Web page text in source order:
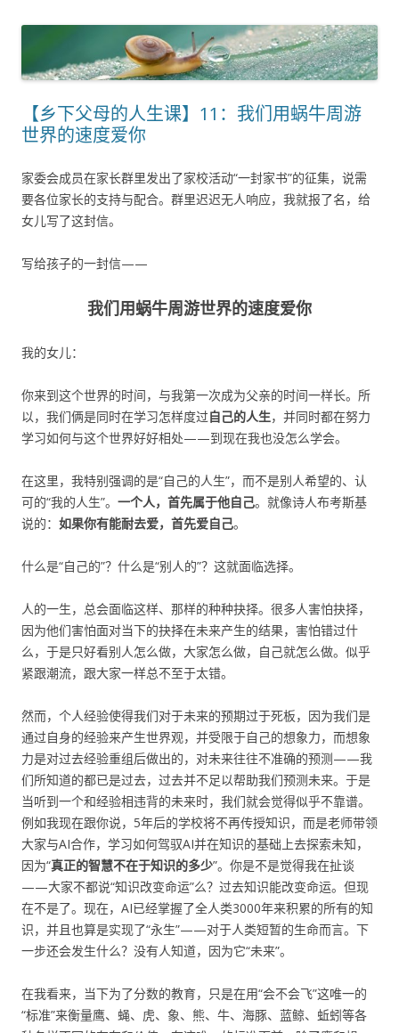
【乡下父母的人生课】11：我们用蜗牛周游
世界的速度爱你
家委会成员在家长群里发出了家校活动“一封家书”的征集，说需
要各位家长的支持与配合。群里迟迟无人响应，我就报了名，给
女儿写了这封信。
写给孩子的一封信——
我们用蜗牛周游世界的速度爱你
我的女儿：
你来到这个世界的时间，与我第一次成为父亲的时间一样长。所
以，我们俩是同时在学习怎样度过自己的人生，并同时都在努力
学习如何与这个世界好好相处——到现在我也没怎么学会。
在这里，我特别强调的是“自己的人生”，而不是别人希望的、认
可的“我的人生”。 一个人，首先属于他自己。就像诗人布考斯基
说的： 如果你有能耐去爱，首先爱自己。
什么是“自己的”？什么是“别人的”？这就面临选择。
人的一生，总会面临这样、那样的种种抉择。很多人害怕抉择，
因为他们害怕面对当下的抉择在未来产生的结果，害怕错过什
么，于是只好看别人怎么做，大家怎么做，自己就怎么做。似乎
紧跟潮流，跟大家一样总不至于太错。
然而，个人经验使得我们对于未来的预期过于死板，因为我们是
通过自身的经验来产生世界观，并受限于自己的想象力，而想象
力是对过去经验重组后做出的，对未来往往不准确的预测——我
们所知道的都已是过去，过去并不足以帮助我们预测未来。于是
当听到一个和经验相违背的未来时，我们就会觉得似乎不靠谱。
例如我现在跟你说，5年后的学校将不再传授知识，而是老师带领
大家与AI合作，学习如何驾驭AI并在知识的基础上去探索未知，
因为“真正的智慧不在于知识的多少”。你是不是觉得我在扯谈
——大家不都说“知识改变命运”么？过去知识能改变命运。但现
在不是了。现在，AI已经掌握了全人类3000年来积累的所有的知
识，并且也算是实现了“永生”——对于人类短暂的生命而言。下
一步还会发生什么？没有人知道，因为它“未来”。
在我看来，当下为了分数的教育，只是在用“会不会飞”这唯一的
“标准”来衡量鹰、蝇、虎、象、熊、牛、海豚、蓝鲸、蚯蚓等各